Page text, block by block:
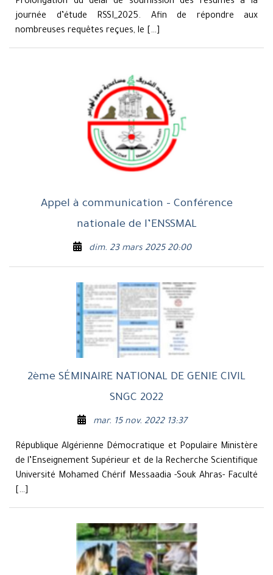
journée d’étude RSSI_2025. Afin de répondre aux
nombreuses requêtes reçues, le […]
Appel à communication – Conférence
nationale de l’ENSSMAL
dim. 23 mars 2025 20:00
2ème SÉMINAIRE NATIONAL DE GENIE CIVIL
SNGC 2022
mar. 15 nov. 2022 13:37
République Algérienne Démocratique et Populaire Ministère
de l’Enseignement Supérieur et de la Recherche Scientifique
Université Mohamed Chérif Messaadia -Souk Ahras- Faculté
[…]